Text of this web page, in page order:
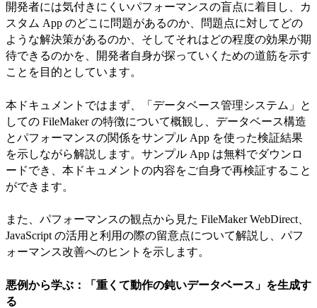
開発者には気付きにくいパフォーマンスの盲点に着目し、カ
スタム App のどこに問題があるのか、問題点に対してどの
ような解決策があるのか、そしてそれはどの程度の効果が期
待できるのかを、開発者自身が探っていくための道筋を示す
ことを目的としています。
本ドキュメントではまず、「データベース管理システム」と
しての FileMaker の特徴について概観し、データベース構造
とパフォーマンスの関係をサンプル App を使った検証結果
を示しながら解説します。サンプル App は無料でダウンロ
ードでき、本ドキュメントの内容をご自身で再検証すること
ができます。
また、パフォーマンスの観点から見た FileMaker WebDirect、
JavaScript の活用と利用の際の留意点について解説し、パフ
ォーマンス改善へのヒントを示します。
悪例から学ぶ：「重くて動作の鈍いデータベース」を生成す
る